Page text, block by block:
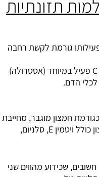
תזונתיות
גורמת לקשת רחבה
· הקוורצטין קומפלקס מכיל ויטמין C פעיל במיוחד (אסטרולה)
לכלי הדם.
חמצון מוגבר, מחייבת
שימת דגש על מינון גבוה של נוגדי חמצון כולל ויטמין E, סלניום,
שכידוע מהווים שני